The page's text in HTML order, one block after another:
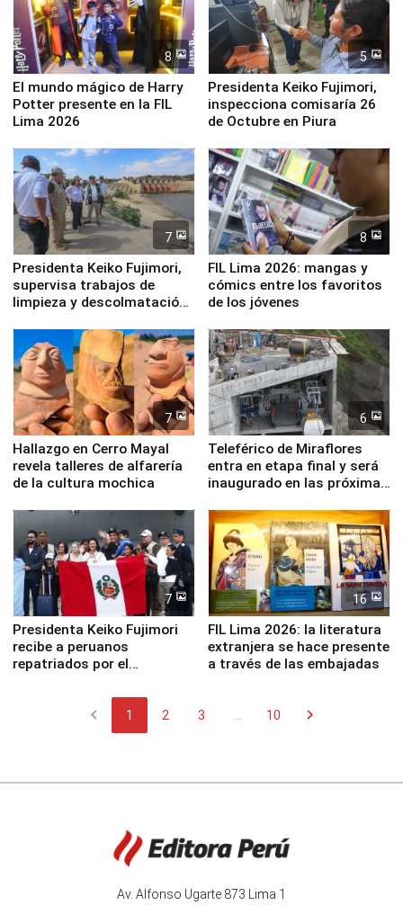
8
El mundo mágico de Harry
Potter presente en la FIL
Lima 2026
5
Presidenta Keiko Fujimori,
inspecciona comisaría 26
de Octubre en Piura
7
Presidenta Keiko Fujimori,
supervisa trabajos de
limpieza y descolmatación
8
FIL Lima 2026: mangas y
cómics entre los favoritos
de los jóvenes
7
Hallazgo en Cerro Mayal
revela talleres de alfarería
de la cultura mochica
6
Teleférico de Miraflores
entra en etapa final y será
inaugurado en las próximas
7
Presidenta Keiko Fujimori
recibe a peruanos
repatriados por el
16
FIL Lima 2026: la literatura
extranjera se hace presente
a través de las embajadas
chevron_left 1 2 3 10 chevron_right
Av. Alfonso Ugarte 873 Lima 1